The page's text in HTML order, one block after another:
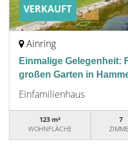
VERKAUFT
Ainring
Einmalige Gelegenheit:
großen Garten in
Einfamilienhaus
123 m²
WOHNFLÄCHE
7